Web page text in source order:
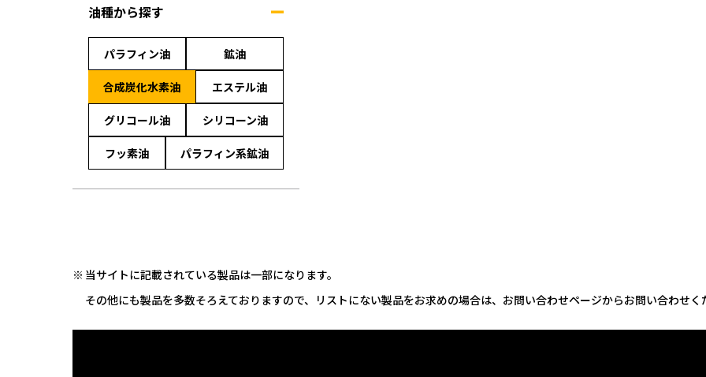
油種から探す
パラフィン油 鉱油
合成炭化水素油 エステル油
グリコール油 シリコーン油
フッ素油 パラフィン系鉱油
当サイトに記載されている製品は一部になります。
その他にも製品を多数そろえておりますので、リストにない製品をお求めの場合は、お問い合わせページからお問い合わせく